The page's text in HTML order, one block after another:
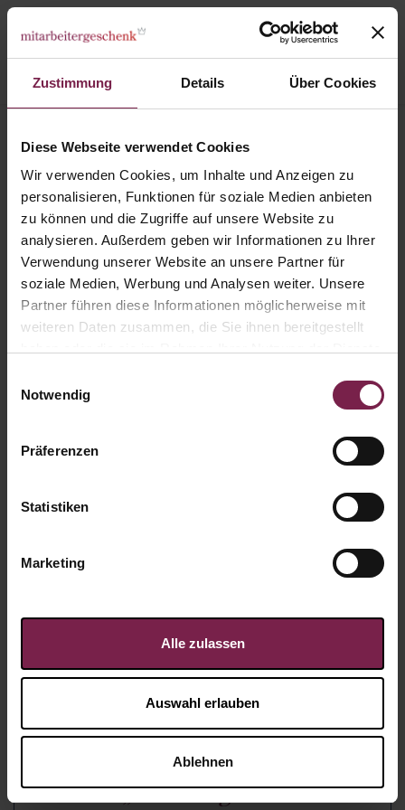
Zustimmung Details Über Cookies
Diese Webseite verwendet Cookies
Wir verwenden Cookies, um Inhalte und Anzeigen zu
personalisieren, Funktionen für soziale Medien anbieten
zu können und die Zugriffe auf unsere Website zu
analysieren. Außerdem geben wir Informationen zu Ihrer
Verwendung unserer Website an unsere Partner für
soziale Medien, Werbung und Analysen weiter. Unsere
Partner führen diese Informationen möglicherweise mit
weiteren Daten zusammen, die Sie ihnen bereitgestellt
Notwendig
Präferenzen
Statistiken
Marketing
Alle zulassen
Auswahl erlauben
Ablehnen
3D Adventskalender Lindt
„Bus“ Organic